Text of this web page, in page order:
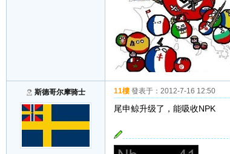
斯德哥尔摩骑士 11樓發表于： 2012-7-16 12:50
尾申鲸升级了，能吸收NPK